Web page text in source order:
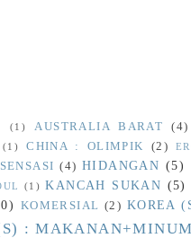
(1) AUSTRALIA BARAT (4)
(1) CHINA : OLIMPIK (2)
(4) HIDANGAN (5)
(1) KANCAH SUKAN (5)
KOMERSIAL (2) KOREA
: